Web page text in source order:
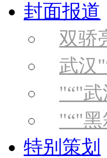
封面报道
双骄
武汉
“
“ 黑
特别策划